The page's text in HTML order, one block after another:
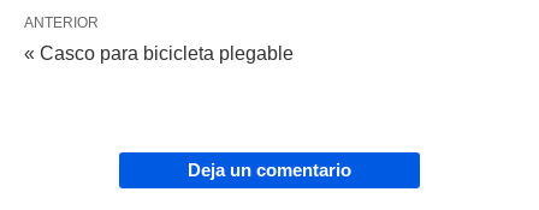
ANTERIOR
« Casco para bicicleta plegable
Deja un comentario